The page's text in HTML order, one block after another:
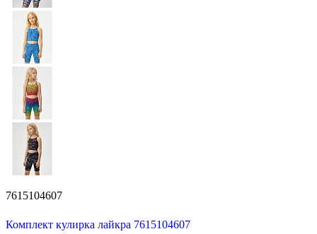
7615104607
Комплект кулирка лайкра 7615104607